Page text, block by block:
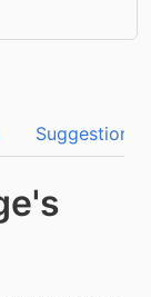
Suggestions